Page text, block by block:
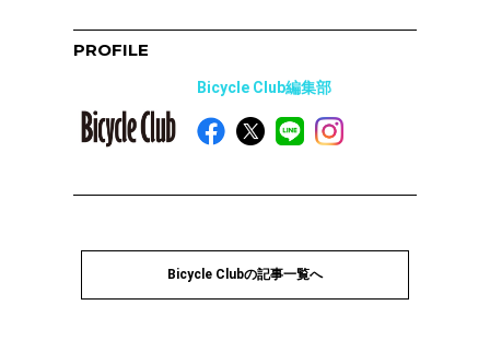
PROFILE
Bicycle Club編集部
Bicycle Clubの記事一覧へ